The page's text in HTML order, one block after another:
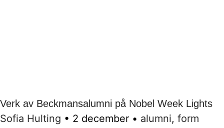
Verk av Beckmansalumni på Nobel Week Lights
Sofia Hulting • 2 december • alumni, form